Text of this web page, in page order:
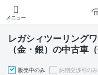
メニュー
レガシィツーリング
（金・銀）の中古車
販売中のみ 納期交渉可のみ